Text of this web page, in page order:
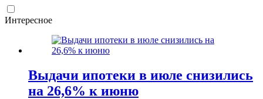
Интересное
Выдачи ипотеки в июле снизились
на 26,6% к июню